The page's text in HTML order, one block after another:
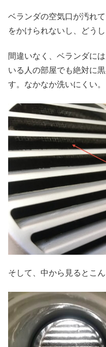
ベランダの空気口が汚れ
をかけられないし、どう
間違いなく、ベランダに
いる人の部屋でも絶対に
す。なかなか洗いにくい。
そして、中から見るとこん